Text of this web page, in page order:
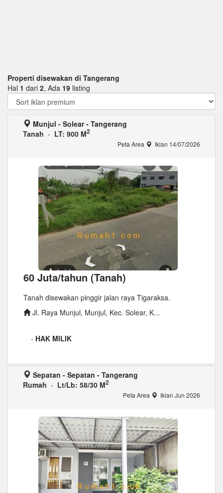
Properti disewakan di Tangerang
Hal 1 dari 2, Ada 19 listing
Munjul - Solear - Tangerang
Tanah - LT: 900 M2
Peta Area Iklan 14/07/2026
60 Juta/tahun (Tanah)
Tanah disewakan pinggir jalan raya Tigaraksa.
Jl. Raya Munjul, Munjul, Kec. Solear, K...
- HAK MILIK
Sepatan - Sepatan - Tangerang
Rumah - Lt/Lb: 58/30 M2
Peta Area Iklan Jun 2026